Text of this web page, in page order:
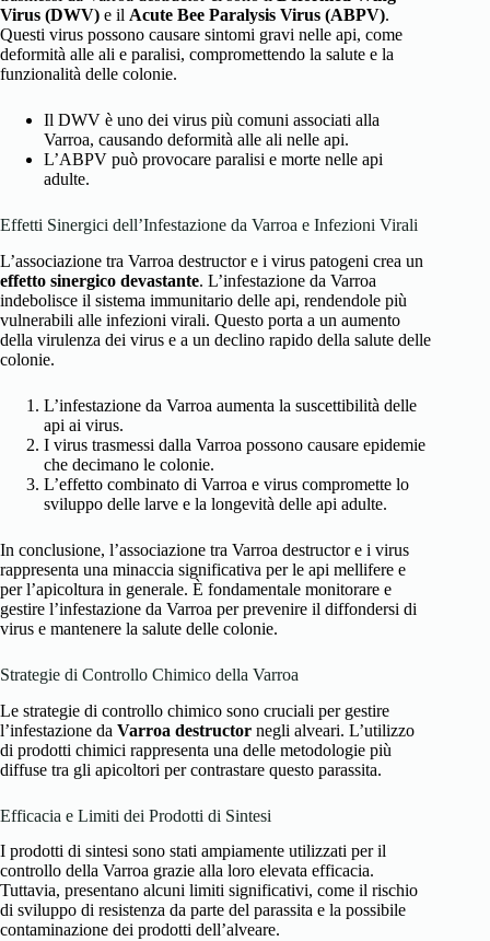
Virus (DWV) e il Acute Bee Paralysis Virus (ABPV).
Questi virus possono causare sintomi gravi nelle api, come
deformità alle ali e paralisi, compromettendo la salute e la
funzionalità delle colonie.
Il DWV è uno dei virus più comuni associati alla
Varroa, causando deformità alle ali nelle api.
L’ABPV può provocare paralisi e morte nelle api
adulte.
Effetti Sinergici dell’Infestazione da Varroa e Infezioni Virali
L’associazione tra Varroa destructor e i virus patogeni crea un
effetto sinergico devastante. L’infestazione da Varroa
indebolisce il sistema immunitario delle api, rendendole più
vulnerabili alle infezioni virali. Questo porta a un aumento
della virulenza dei virus e a un declino rapido della salute delle
colonie.
L’infestazione da Varroa aumenta la suscettibilità delle
api ai virus.
I virus trasmessi dalla Varroa possono causare epidemie
che decimano le colonie.
L’effetto combinato di Varroa e virus compromette lo
sviluppo delle larve e la longevità delle api adulte.
In conclusione, l’associazione tra Varroa destructor e i virus
rappresenta una minaccia significativa per le api mellifere e
per l’apicoltura in generale. È fondamentale monitorare e
gestire l’infestazione da Varroa per prevenire il diffondersi di
virus e mantenere la salute delle colonie.
Strategie di Controllo Chimico della Varroa
Le strategie di controllo chimico sono cruciali per gestire
l’infestazione da Varroa destructor negli alveari. L’utilizzo
di prodotti chimici rappresenta una delle metodologie più
diffuse tra gli apicoltori per contrastare questo parassita.
Efficacia e Limiti dei Prodotti di Sintesi
I prodotti di sintesi sono stati ampiamente utilizzati per il
controllo della Varroa grazie alla loro elevata efficacia.
Tuttavia, presentano alcuni limiti significativi, come il rischio
di sviluppo di resistenza da parte del parassita e la possibile
contaminazione dei prodotti dell’alveare.